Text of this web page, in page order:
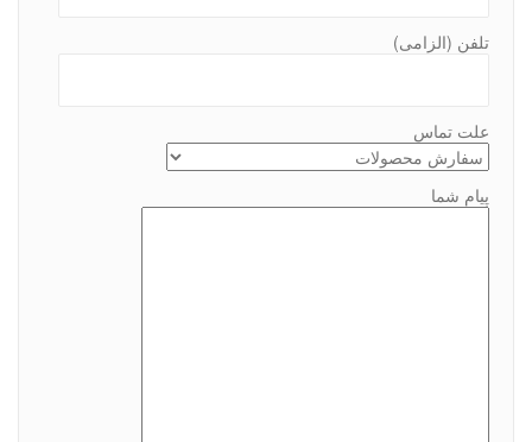
تلفن (الزامی)
علت تماس
پیام شما